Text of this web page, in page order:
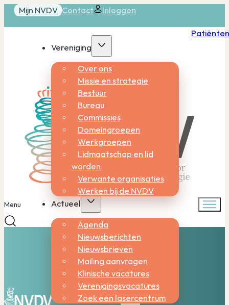
Mijn NVDV Contact Inloggen
Vereniging
Over ons
Missie en strategie
Bestuur
Bureau
Commissies
Domeingroepen
Werkgroepen
Lidmaatschap en lid
worden
Verwante organisaties
Werken bij de NVDV
Actueel
Agenda
Nieuwsberichten
Nieuwsbrieven
Mailing aanvragen
Klinische vacatures
Verenigingsvacatures
Zoek een lasercentrum
Menu